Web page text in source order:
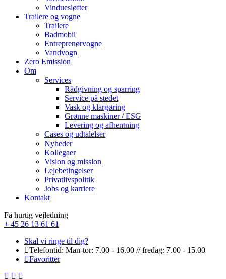
Vinduesløfter
Trailere og vogne
Trailere
Badmobil
Entreprenørvogne
Vandvogn
Zero Emission
Om
Services
Rådgivning og sparring
Service på stedet
Vask og klargøring
Grønne maskiner / ESG
Levering og afhentning
Cases og udtalelser
Nyheder
Kollegaer
Vision og mission
Lejebetingelser
Privatlivspolitik
Jobs og karriere
Kontakt
Få hurtig vejledning
+ 45 26 13 61 61
Skal vi ringe til dig?
Telefontid: Man-tor: 7.00 - 16.00 // fredag: 7.00 - 15.00
Favoritter